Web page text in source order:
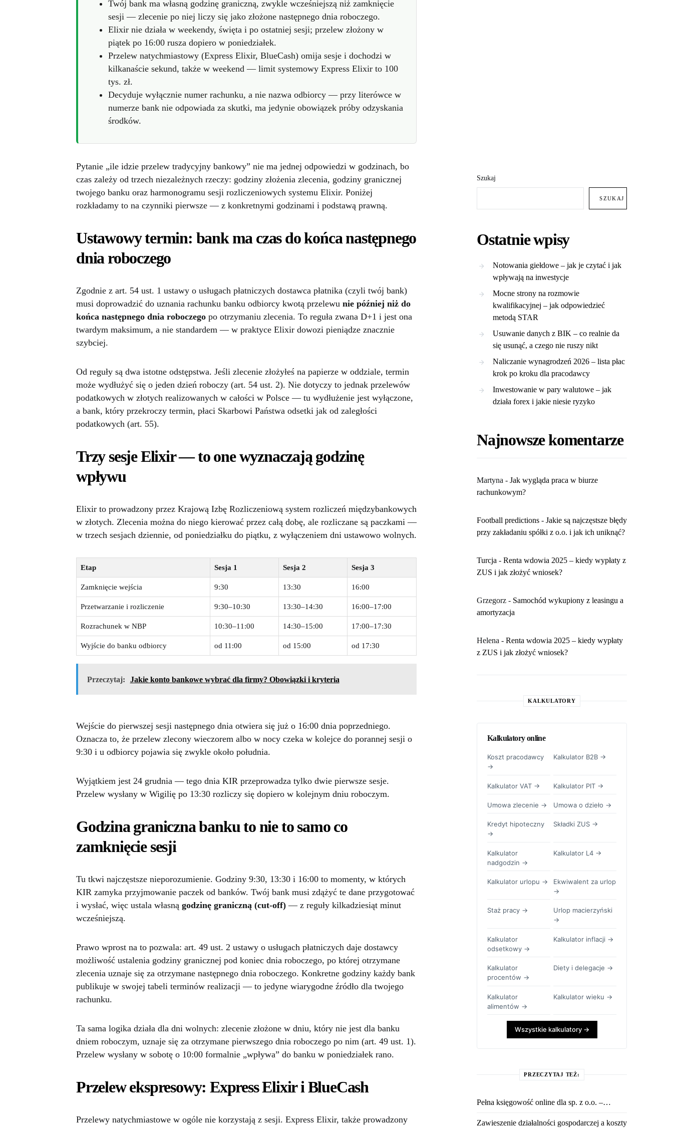
Twój bank ma własną godzinę graniczną, zwykle wcześniejszą niż zamknięcie
sesji — zlecenie po niej liczy się jako złożone następnego dnia roboczego.
Elixir nie działa w weekendy, święta i po ostatniej sesji; przelew złożony w
piątek po 16:00 rusza dopiero w poniedziałek.
Przelew natychmiastowy (Express Elixir, BlueCash) omija sesje i dochodzi w
kilkanaście sekund, także w weekend — limit systemowy Express Elixir to 100
tys. zł.
Decyduje wyłącznie numer rachunku, a nie nazwa odbiorcy — przy literówce w
numerze bank nie odpowiada za skutki, ma jedynie obowiązek próby odzyskania
środków.
Pytanie „ile idzie przelew tradycyjny bankowy” nie ma jednej odpowiedzi w godzinach, bo
czas zależy od trzech niezależnych rzeczy: godziny złożenia zlecenia, godziny granicznej
twojego banku oraz harmonogramu sesji rozliczeniowych systemu Elixir. Poniżej
rozkładamy to na czynniki pierwsze — z konkretnymi godzinami i podstawą prawną.
Ustawowy termin: bank ma czas do końca następnego
dnia roboczego
Zgodnie z art. 54 ust. 1 ustawy o usługach płatniczych dostawca płatnika (czyli twój bank)
musi doprowadzić do uznania rachunku banku odbiorcy kwotą przelewu nie później niż do
końca następnego dnia roboczego po otrzymaniu zlecenia. To reguła zwana D+1 i jest ona
twardym maksimum, a nie standardem — w praktyce Elixir dowozi pieniądze znacznie
szybciej.
Od reguły są dwa istotne odstępstwa. Jeśli zlecenie złożyłeś na papierze w oddziale, termin
może wydłużyć się o jeden dzień roboczy (art. 54 ust. 2). Nie dotyczy to jednak przelewów
podatkowych w złotych realizowanych w całości w Polsce — tu wydłużenie jest wyłączone,
a bank, który przekroczy termin, płaci Skarbowi Państwa odsetki jak od zaległości
podatkowych (art. 55).
Trzy sesje Elixir — to one wyznaczają godzinę
wpływu
Elixir to prowadzony przez Krajową Izbę Rozliczeniową system rozliczeń międzybankowych
w złotych. Zlecenia można do niego kierować przez całą dobę, ale rozliczane są paczkami —
w trzech sesjach dziennie, od poniedziałku do piątku, z wyłączeniem dni ustawowo wolnych.
Etap Sesja 1 Sesja 2 Sesja 3
Zamknięcie wejścia 9:30 13:30 16:00
Przetwarzanie i rozliczenie 9:30–10:30 13:30–14:30 16:00–17:00
Rozrachunek w NBP 10:30–11:00 14:30–15:00 17:00–17:30
Wyjście do banku odbiorcy od 11:00 od 15:00 od 17:30
Przeczytaj: Jakie konto bankowe wybrać dla firmy? Obowiązki i kryteria
Wejście do pierwszej sesji następnego dnia otwiera się już o 16:00 dnia poprzedniego.
Oznacza to, że przelew zlecony wieczorem albo w nocy czeka w kolejce do porannej sesji o
9:30 i u odbiorcy pojawia się zwykle około południa.
Wyjątkiem jest 24 grudnia — tego dnia KIR przeprowadza tylko dwie pierwsze sesje.
Przelew wysłany w Wigilię po 13:30 rozliczy się dopiero w kolejnym dniu roboczym.
Godzina graniczna banku to nie to samo co
zamknięcie sesji
Tu tkwi najczęstsze nieporozumienie. Godziny 9:30, 13:30 i 16:00 to momenty, w których
KIR zamyka przyjmowanie paczek od banków. Twój bank musi zdążyć te dane przygotować
i wysłać, więc ustala własną godzinę graniczną (cut-off) — z reguły kilkadziesiąt minut
wcześniejszą.
Prawo wprost na to pozwala: art. 49 ust. 2 ustawy o usługach płatniczych daje dostawcy
możliwość ustalenia godziny granicznej pod koniec dnia roboczego, po której otrzymane
zlecenia uznaje się za otrzymane następnego dnia roboczego. Konkretne godziny każdy bank
publikuje w swojej tabeli terminów realizacji — to jedyne wiarygodne źródło dla twojego
rachunku.
Ta sama logika działa dla dni wolnych: zlecenie złożone w dniu, który nie jest dla banku
dniem roboczym, uznaje się za otrzymane pierwszego dnia roboczego po nim (art. 49 ust. 1).
Przelew wysłany w sobotę o 10:00 formalnie „wpływa” do banku w poniedziałek rano.
Przelew ekspresowy: Express Elixir i BlueCash
Przelewy natychmiastowe w ogóle nie korzystają z sesji. Express Elixir, także prowadzony
Szukaj
SZUKAJ
Ostatnie wpisy
Notowania giełdowe – jak je czytać i jak
wpływają na inwestycje
Mocne strony na rozmowie
kwalifikacyjnej – jak odpowiedzieć
metodą STAR
Usuwanie danych z BIK – co realnie da
się usunąć, a czego nie ruszy nikt
Naliczanie wynagrodzeń 2026 – lista płac
krok po kroku dla pracodawcy
Inwestowanie w pary walutowe – jak
działa forex i jakie niesie ryzyko
Najnowsze komentarze
Martyna - ​Jak wygląda praca w biurze
rachunkowym?
Football predictions - Jakie są najczęstsze błędy
przy zakładaniu spółki z o.o. i jak ich uniknąć?
Turcja - Renta wdowia 2025 – kiedy wypłaty z
ZUS i jak złożyć wniosek?
Grzegorz - Samochód wykupiony z leasingu a
amortyzacja
Helena - Renta wdowia 2025 – kiedy wypłaty
z ZUS i jak złożyć wniosek?
KALKULATORY
Kalkulatory online
Koszt pracodawcy
→
Kalkulator B2B →
Kalkulator VAT → Kalkulator PIT →
Umowa zlecenie → Umowa o dzieło →
Kredyt hipoteczny
→
Składki ZUS →
Kalkulator
nadgodzin →
Kalkulator L4 →
Kalkulator urlopu →
Ekwiwalent za urlop
→
Staż pracy →
Urlop macierzyński
→
Kalkulator
odsetkowy →
Kalkulator inflacji →
Kalkulator
procentów →
Diety i delegacje →
Kalkulator
alimentów →
Kalkulator wieku →
Wszystkie kalkulatory →
PRZECZYTAJ TEŻ:
Pełna księgowość online dla sp. z o.o. –…
Zawieszenie działalności gospodarczej a koszty